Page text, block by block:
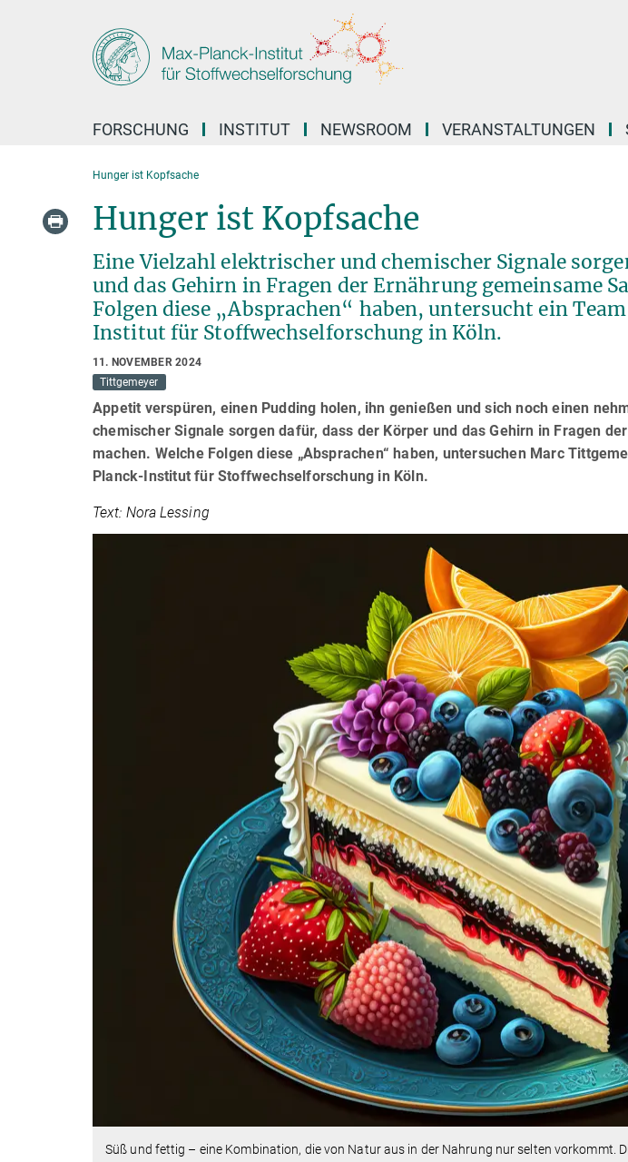
FORSCHUNG INSTITUT NEWSROOM VERANSTALTUNGEN
Hunger ist Kopfsache
Hunger ist Kopfsache
Eine Vielzahl elektrischer und chemischer Signale
und das Gehirn in Fragen der Ernährung gemeinsame
Folgen diese „Absprachen“ haben, untersucht ein
Institut für Stoffwechselforschung in Köln.
11. NOVEMBER 2024
Tittgemeyer
Appetit verspüren, einen Pudding holen, ihn genießen und sich noch einen
chemischer Signale sorgen dafür, dass der Körper und das Gehirn in Fragen
machen. Welche Folgen diese „Absprachen“ haben, untersuchen Marc
Planck-Institut für Stoffwechselforschung in Köln.
Text: Nora Lessing
Süß und fettig – eine Kombination, die von Natur aus in der Nahrung nur selten vorkommt.